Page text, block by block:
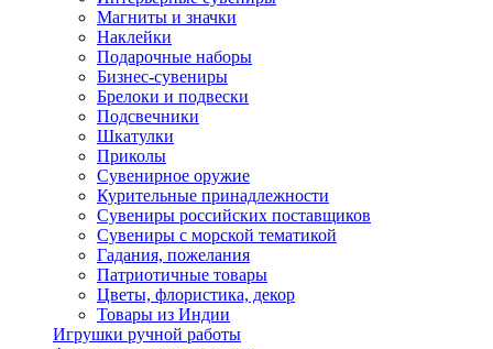
Магниты и значки
Наклейки
Подарочные наборы
Бизнес-сувениры
Брелоки и подвески
Подсвечники
Шкатулки
Приколы
Сувенирное оружие
Курительные принадлежности
Сувениры российских поставщиков
Сувениры с морской тематикой
Гадания, пожелания
Патриотичные товары
Цветы, флористика, декор
Товары из Индии
Игрушки ручной работы